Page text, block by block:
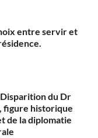
entre servir et
du Dr
figure historique
de la diplomatie